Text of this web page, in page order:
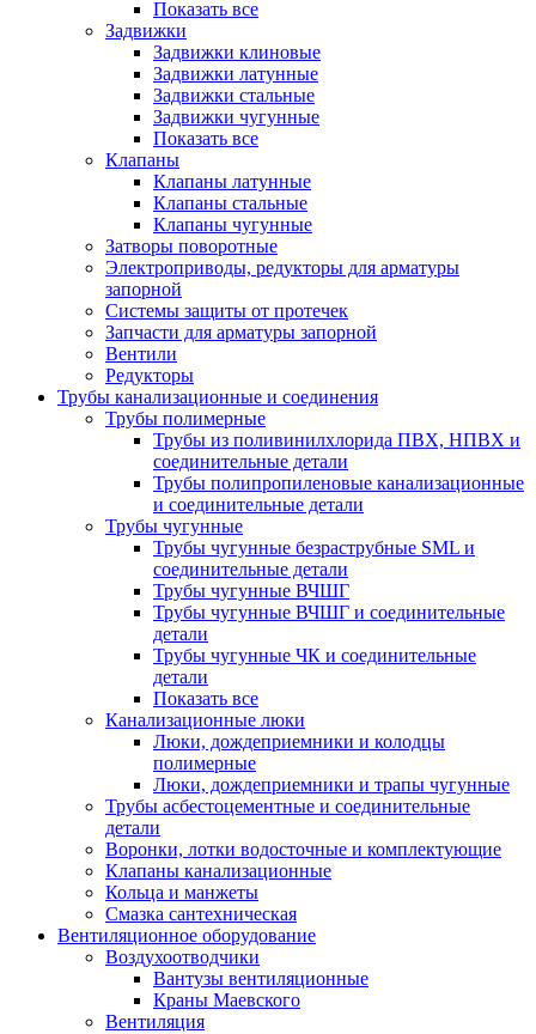
Показать все
Задвижки
Задвижки клиновые
Задвижки латунные
Задвижки стальные
Задвижки чугунные
Показать все
Клапаны
Клапаны латунные
Клапаны стальные
Клапаны чугунные
Затворы поворотные
Электроприводы, редукторы для арматуры
запорной
Системы защиты от протечек
Запчасти для арматуры запорной
Вентили
Редукторы
Трубы канализационные и соединения
Трубы полимерные
Трубы из поливинилхлорида ПВХ, НПВХ и
соединительные детали
Трубы полипропиленовые канализационные
и соединительные детали
Трубы чугунные
Трубы чугунные безраструбные SML и
соединительные детали
Трубы чугунные ВЧШГ
Трубы чугунные ВЧШГ и соединительные
детали
Трубы чугунные ЧК и соединительные
детали
Показать все
Канализационные люки
Люки, дождеприемники и колодцы
полимерные
Люки, дождеприемники и трапы чугунные
Трубы асбестоцементные и соединительные
детали
Воронки, лотки водосточные и комплектующие
Клапаны канализационные
Кольца и манжеты
Смазка сантехническая
Вентиляционное оборудование
Воздухоотводчики
Вантузы вентиляционные
Краны Маевского
Вентиляция